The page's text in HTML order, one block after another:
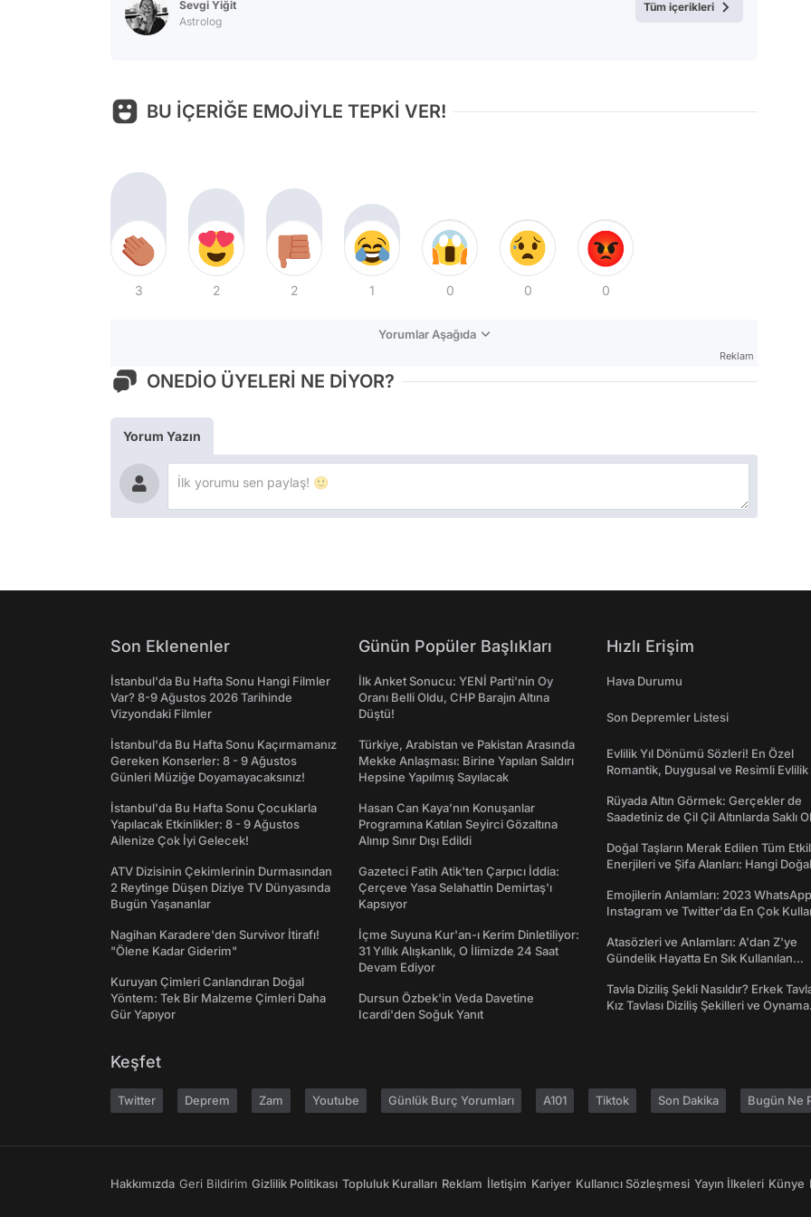
Sevgi Yiğit
Astrolog
Tüm içerikleri
BU İÇERİĞE EMOJİYLE TEPKİ VER!
3 2 2 1 0 0 0
Yorumlar Aşağıda
Reklam
ONEDİO ÜYELERİ NE DİYOR?
Yorum Yazın
Son Eklenenler
İstanbul'da Bu Hafta Sonu Hangi Filmler
Var? 8-9 Ağustos 2026 Tarihinde
Vizyondaki Filmler
İstanbul'da Bu Hafta Sonu Kaçırmamanız
Gereken Konserler: 8 - 9 Ağustos
Günleri Müziğe Doyamayacaksınız!
İstanbul'da Bu Hafta Sonu Çocuklarla
Yapılacak Etkinlikler: 8 - 9 Ağustos
Ailenize Çok İyi Gelecek!
ATV Dizisinin Çekimlerinin Durmasından
2 Reytinge Düşen Diziye TV Dünyasında
Bugün Yaşananlar
Nagihan Karadere'den Survivor İtirafı!
"Ölene Kadar Giderim"
Kuruyan Çimleri Canlandıran Doğal
Yöntem: Tek Bir Malzeme Çimleri Daha
Gür Yapıyor
Günün Popüler Başlıkları
İlk Anket Sonucu: YENİ Parti'nin Oy
Oranı Belli Oldu, CHP Barajın Altına
Düştü!
Türkiye, Arabistan ve Pakistan Arasında
Mekke Anlaşması: Birine Yapılan Saldırı
Hepsine Yapılmış Sayılacak
Hasan Can Kaya’nın Konuşanlar
Programına Katılan Seyirci Gözaltına
Alınıp Sınır Dışı Edildi
Gazeteci Fatih Atik'ten Çarpıcı İddia:
Çerçeve Yasa Selahattin Demirtaş'ı
Kapsıyor
İçme Suyuna Kur'an-ı Kerim Dinletiliyor:
31 Yıllık Alışkanlık, O İlimizde 24 Saat
Devam Ediyor
Dursun Özbek'in Veda Davetine
Icardi'den Soğuk Yanıt
Hızlı Erişim
Hava Durumu
Son Depremler Listesi
Evlilik Yıl Dönümü Sözleri! En Özel
Romantik, Duygusal ve Resimli Evlilik
Rüyada Altın Görmek: Gerçekler de
Saadetiniz de Çil Çil Altınlarda Saklı
Doğal Taşların Merak Edilen Tüm
Enerjileri ve Şifa Alanları: Hangi
Emojilerin Anlamları: 2023
Instagram ve Twitter'da En Çok
Atasözleri ve Anlamları: A'dan Z'ye
Gündelik Hayatta En Sık Kullanılan
Tavla Diziliş Şekli Nasıldır? Erkek
Kız Tavlası Diziliş Şekilleri ve Oynama
Keşfet
Twitter Deprem Zam Youtube Günlük Burç Yorumları A101 Tiktok Son Dakika Bugün Ne
Hakkımızda Geri Bildirim Gizlilik Politikası Topluluk Kuralları Reklam İletişim Kariyer Kullanıcı Sözleşmesi Yayın İlkeleri Künye